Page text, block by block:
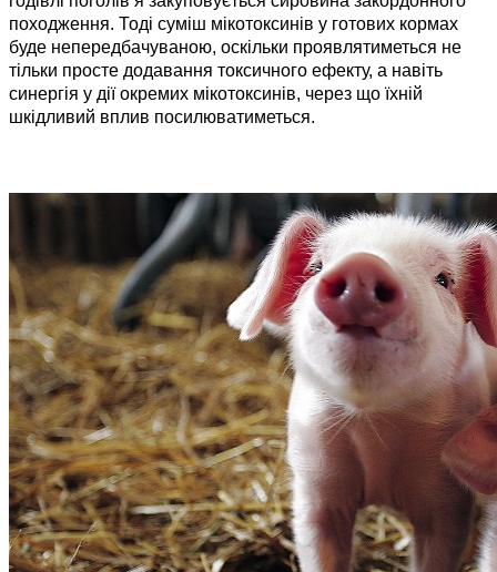
походження. Тоді суміш мікотоксинів у готових кормах
буде непередбачуваною, оскільки проявлятиметься не
тільки просте додавання токсичного ефекту, а навіть
синергія у дії окремих мікотоксинів, через що їхній
шкідливий вплив посилюватиметься.